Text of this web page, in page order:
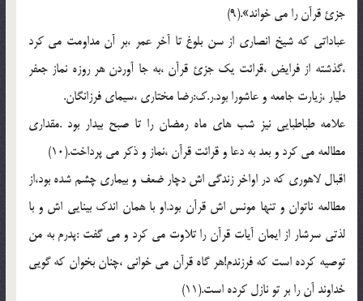
جزئ قرآن را مي خواند».(9)
عباداتي که شيخ انصاري از سن بلوغ تا آخر عمر ،بر آن مداومت مي کرد
،گذشته از فرايض ،قرائت يک جزئ قرآن ،به جا آوردن هر روزه نماز جعفر
طيار ،زيارت جامعه و عاشورا بود.ر.ک:رضا مختاري ،سيماي فرزانگان.
علامه طباطبايي نيز شب هاي ماه رمضان را تا صبح بيدار بود .مقداري
مطالعه مي کرد و بعد به دعا و قرائت قرآن ،نماز و ذکر مي پرداخت.(10)
اقبال لاهوري که در اواخر زندگي اش دچار ضعف و بيماري چشم شده بود،از
مطالعه ناتوان و تنها مونس اش قرآن بود.او با همان اندک بينايي اش و با
لذتي سرشار از ايمان آيات قرآن را تلاوت مي کرد و مي گفت :پدرم به من
توصيه کرده است که فرزندم!هر گاه قرآن مي خواني ،چنان بخوان که گويي
خداوند آن را بر تو نازل کرده است.(11)